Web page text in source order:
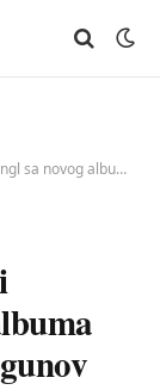
niz lice” grupe Bogunov